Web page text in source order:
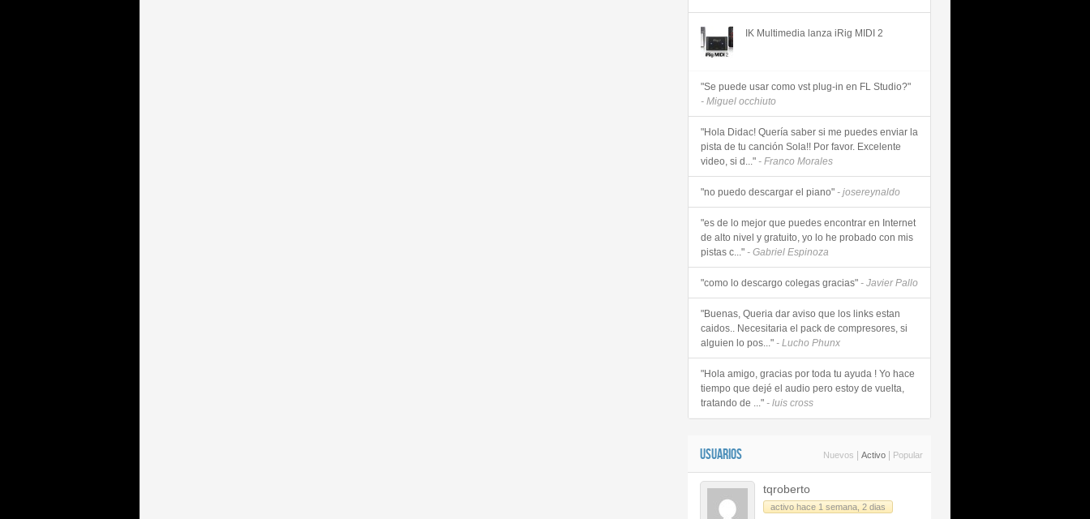
IK Multimedia lanza iRig MIDI 2
"Se puede usar como vst plug-in en FL Studio?"
- Miguel occhiuto
"Hola Didac! Quería saber si me puedes enviar la
pista de tu canción Sola!! Por favor. Excelente
video, si d..." - Franco Morales
"no puedo descargar el piano" - josereynaldo
"es de lo mejor que puedes encontrar en Internet
de alto nivel y gratuito, yo lo he probado con mis
pistas c..." - Gabriel Espinoza
"como lo descargo colegas gracias" - Javier Pallo
"Buenas, Queria dar aviso que los links estan
caidos.. Necesitaria el pack de compresores, si
alguien lo pos..." - Lucho Phunx
"Hola amigo, gracias por toda tu ayuda ! Yo hace
tiempo que dejé el audio pero estoy de vuelta,
tratando de ..." - luis cross
USUARIOS Nuevos Activo Popular
tqroberto
activo hace 1 semana, 2 dias